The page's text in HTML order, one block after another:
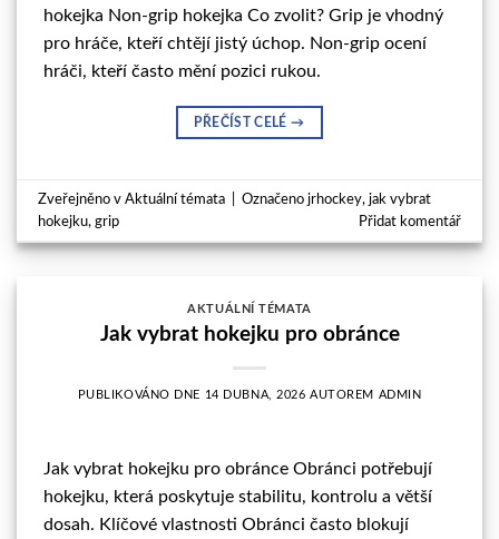
hokejka Non-grip hokejka Co zvolit? Grip je vhodný
pro hráče, kteří chtějí jistý úchop. Non-grip ocení
hráči, kteří často mění pozici rukou.
PŘEČÍST CELÉ→
Zveřejněno vAktuální témata Označenojrhockey,jak vybrat
hokejku,grip Přidat komentář
AKTUÁLNÍ TÉMATA
Jak vybrat hokejku pro obránce
PUBLIKOVÁNO DNE 14 DUBNA, 2026 AUTOREM ADMIN
Jak vybrat hokejku pro obránce Obránci potřebují
hokejku, která poskytuje stabilitu, kontrolu a větší
dosah. Klíčové vlastnosti Obránci často blokují